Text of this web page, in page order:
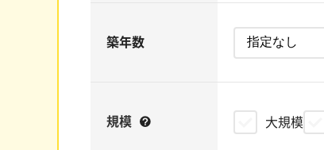
築年数
規模 大規模